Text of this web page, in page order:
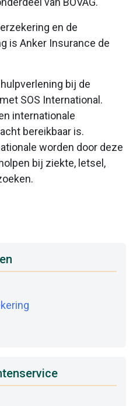
en de
is Anker Insurance de
bij de
SOS International.
internationale
bereikbaar is.
worden door deze
bij ziekte, letsel,